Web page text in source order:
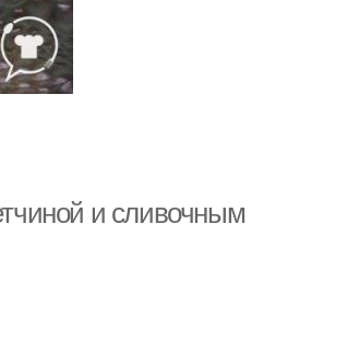
и сливочным